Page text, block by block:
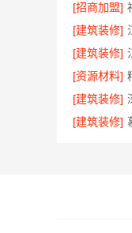
[招商加盟]
[建筑装修]
[建筑装修]
[资源材料]
[建筑装修]
[建筑装修]